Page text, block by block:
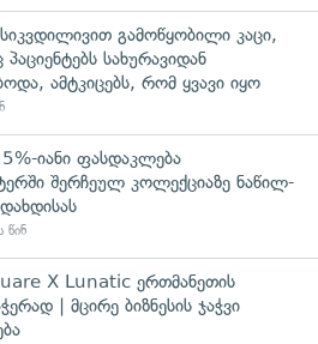
გამოწყობილი კაცი,
სახურავიდან
ამტკიცებს, რომ ყვავი იყო
იანი ფასდაკლება
შერჩეულ კოლექციაზე ნაწილ-
წინ
X Lunatic ერთმანეთის
| მცირე ბიზნესის ჯაჭვი